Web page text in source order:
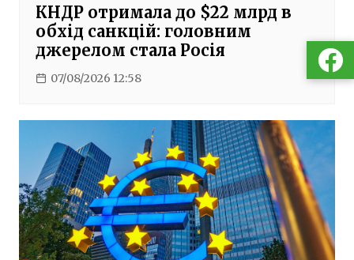
КНДР отримала до $22 млрд в
обхід санкцій: головним
джерелом стала Росія
07/08/2026 12:58